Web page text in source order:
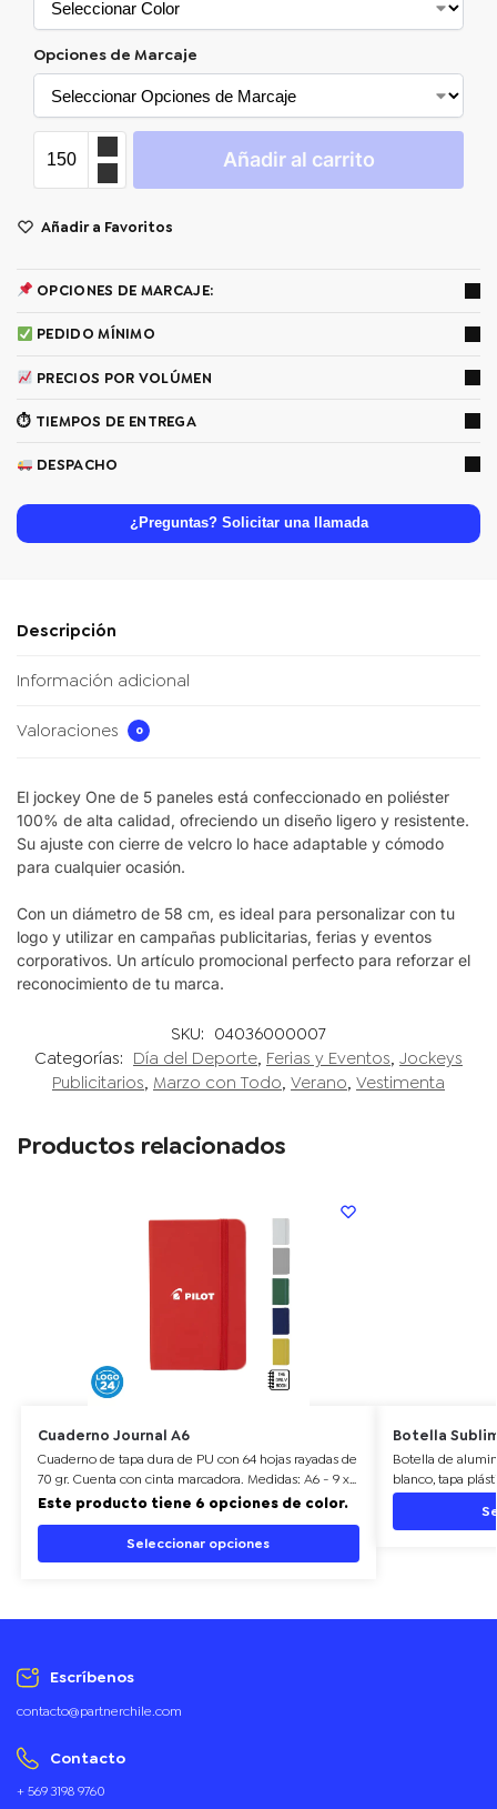
Opciones de Marcaje
Añadir al carrito
Añadir a Favoritos
OPCIONES DE MARCAJE:
PEDIDO MÍNIMO
PRECIOS POR VOLÚMEN
⏱ TIEMPOS DE ENTREGA
DESPACHO
¿Preguntas? Solicitar una llamada
Descripción
Información adicional
Valoraciones 0
El jockey One de 5 paneles está confeccionado en poliéster
100% de alta calidad, ofreciendo un diseño ligero y resistente.
Su ajuste con cierre de velcro lo hace adaptable y cómodo
para cualquier ocasión.
Con un diámetro de 58 cm, es ideal para personalizar con tu
logo y utilizar en campañas publicitarias, ferias y eventos
corporativos. Un artículo promocional perfecto para reforzar el
reconocimiento de tu marca.
SKU: 04036000007
Categorías: Día del Deporte, Ferias y Eventos, Jockeys
Publicitarios, Marzo con Todo, Verano, Vestimenta
Productos relacionados
Cuaderno Journal A6
Cuaderno de tapa dura de PU con 64 hojas rayadas de
70 gr. Cuenta con cinta marcadora. Medidas: A6 - 9 x
14 cm. Daily book. LOGO24: Producto disponible para
unidades mínimas de logueo y 270 unidades
máximas. Consultar términos y condiciones del
Este producto tiene 6 opciones de color.
Seleccionar opciones
Botella
Botella de
blanco, tapa
cm del mismo
liviano,
Escríbenos
contacto@partnerchile.com
Contacto
+ 569 3198 9760